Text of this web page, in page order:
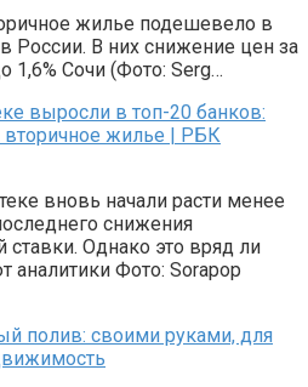
жилье подешевело в
России. В них снижение цен за
1,6% Сочи (Фото: Serg…
выросли в топ-20 банков:
вторичное жилье | РБК
вновь начали расти менее
снижения
Однако это вряд ли
аналитики Фото: Sorapop
полив: своими руками, для